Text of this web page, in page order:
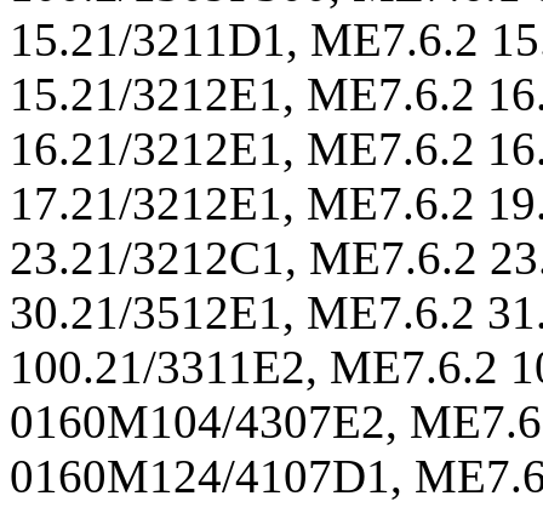
15.21/3211D1, ME7.6.2
15.21/3212E1, ME7.6.2
16.21/3212E1, ME7.6.2
17.21/3212E1, ME7.6.2
23.21/3212C1, ME7.6.2
30.21/3512E1, ME7.6.2
100.21/3311E2, ME7.6.2
0160M104/4307E2,
0160M124/4107D1,